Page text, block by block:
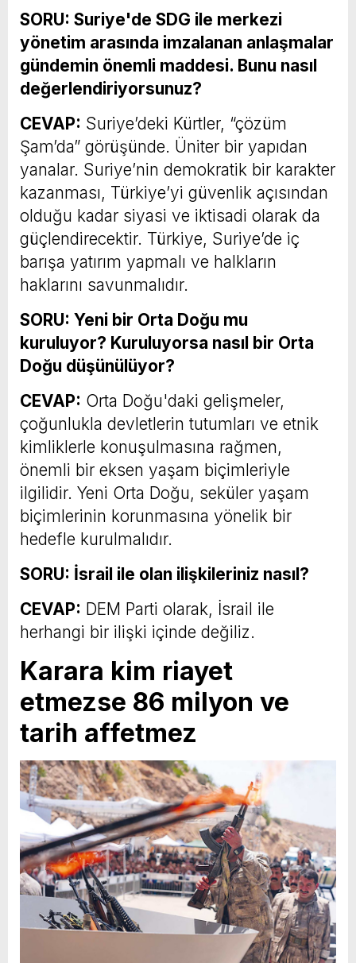
SORU: Suriye'de SDG ile merkezi
yönetim arasında imzalanan anlaşmalar
gündemin önemli maddesi. Bunu nasıl
değerlendiriyorsunuz?
CEVAP: Suriye’deki Kürtler, “çözüm
Şam’da” görüşünde. Üniter bir yapıdan
yanalar. Suriye’nin demokratik bir karakter
kazanması, Türkiye’yi güvenlik açısından
olduğu kadar siyasi ve iktisadi olarak da
güçlendirecektir. Türkiye, Suriye’de iç
barışa yatırım yapmalı ve halkların
haklarını savunmalıdır.
SORU: Yeni bir Orta Doğu mu
kuruluyor? Kuruluyorsa nasıl bir Orta
Doğu düşünülüyor?
CEVAP: Orta Doğu'daki gelişmeler,
çoğunlukla devletlerin tutumları ve etnik
kimliklerle konuşulmasına rağmen,
önemli bir eksen yaşam biçimleriyle
ilgilidir. Yeni Orta Doğu, seküler yaşam
biçimlerinin korunmasına yönelik bir
hedefle kurulmalıdır.
SORU: İsrail ile olan ilişkileriniz nasıl?
CEVAP: DEM Parti olarak, İsrail ile
herhangi bir ilişki içinde değiliz.
Karara kim riayet
etmezse 86 milyon ve
tarih affetmez